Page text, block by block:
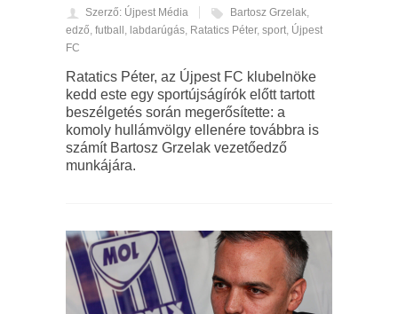
Szerző: Újpest Média Bartosz Grzelak,
edző, futball , labdarúgás, Ratatics Péter, sport, Újpest
FC
Ratatics Péter, az Újpest FC klubelnöke
kedd este egy sportújságírók előtt tartott
beszélgetés során megerősítette: a
komoly hullámvölgy ellenére továbbra is
számít Bartosz Grzelak vezetőedző
munkájára.